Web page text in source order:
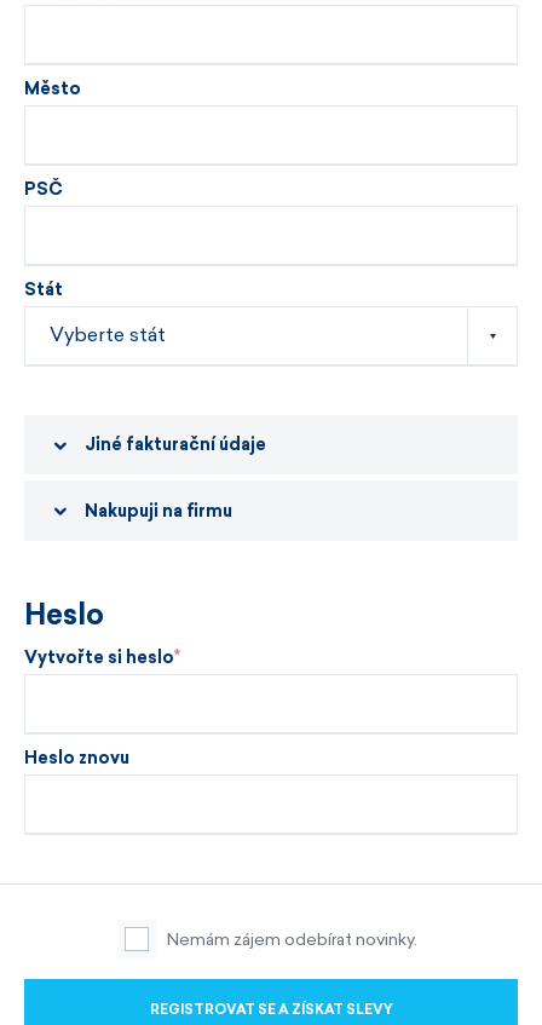
Město
PSČ
Stát
Jiné fakturační údaje
Nakupuji na firmu
Heslo
Vytvořte si heslo
Heslo znovu
Nemám zájem odebírat novinky.
REGISTROVAT SE A ZÍSKAT SLEVY